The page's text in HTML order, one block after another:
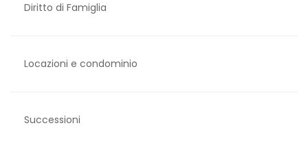
Diritto di Famiglia
Locazioni e condominio
Successioni